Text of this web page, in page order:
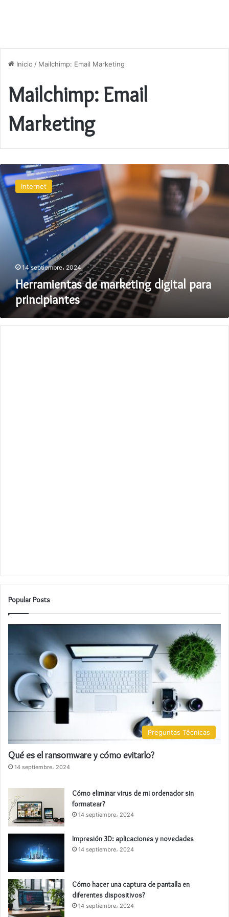
Inicio / Mailchimp: Email Marketing
Mailchimp: Email
Marketing
Herramientas
de
marketing
digital
para
principiantes
Internet
14 septiembre، 2024
Herramientas de marketing digital para
principiantes
Popular Posts
Preguntas Técnicas
Qué es el ransomware y cómo evitarlo?
14 septiembre، 2024
Cómo eliminar virus de mi ordenador sin
formatear?
14 septiembre، 2024
Impresión 3D: aplicaciones y novedades
14 septiembre، 2024
Cómo hacer una captura de pantalla en
diferentes dispositivos?
14 septiembre، 2024